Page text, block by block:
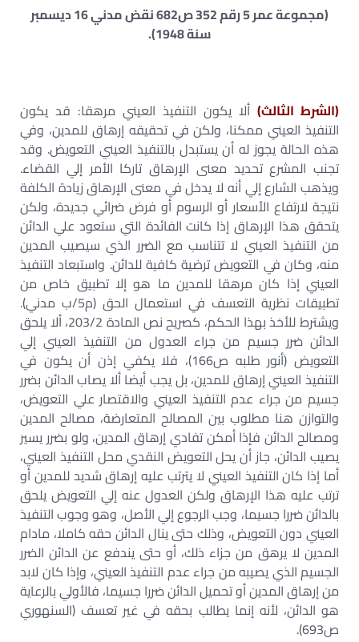
(مجموعة عمر 5 رقم 352 ص682 نقض مدني 16 ديسمبر
سنة 1948).
(الشرط الثالث) ألا يكون التنفيذ العيني مرهقا: قد يكون
التنفيذ العيني ممكنا، ولكن في تحقيقه إرهاق للمدين، وفي
هذه الحالة يجوز له أن يستبدل بالتنفيذ العيني التعويض. وقد
تجنب المشرع تحديد معنى الإرهاق تاركا الأمر إلي القضاء.
ويذهب الشارع إلي أنه لا يدخل في معنى الإرهاق زيادة الكلفة
نتيجة لارتفاع الأسعار أو الرسوم أو فرض ضرائي جديدة، ولكن
يتحقق هذا الإرهاق إذا كانت الفائدة التي ستعود علي الدائن
من التنفيذ العيني لا تتناسب مع الضرر الذي سيصيب المدين
منه، وكان في التعويض ترضية كافية للدائن. واستبعاد التنفيذ
العيني إذا كان مرهقا للمدين ما هو إلا تطبيق خاص من
تطبيقات نظرية التعسف في استعمال الحق (م5/ب مدني).
ويشترط للأخذ بهذا الحكم، كصريح نص المادة 203/2، ألا يلحق
الدائن ضرر جسيم من جراء العدول من التنفيذ العيني إلي
التعويض (أنور طلبه ص166)، فلا يكفي إذن أن يكون في
التنفيذ العيني إرهاق للمدين، بل يجب أيضا ألا يصاب الدائن بضرر
جسيم من جراء عدم التنفيذ العيني والاقتصار علي التعويض،
والتوازن هنا مطلوب بين المصالح المتعارضة، مصالح المدين
ومصالح الدائن فإذا أمكن تفادي إرهاق المدين، ولو بضرر يسير
يصيب الدائن، جاز أن يحل التعويض النقدي محل التنفيذ العيني،
أما إذا كان التنفيذ العيني لا يترتب عليه إرهاق شديد للمدين أو
ترتب عليه هذا الإرهاق ولكن العدول عنه إلي التعويض يلحق
بالدائن ضررا جسيما، وجب الرجوع إلي الأصل، وهو وجوب التنفيذ
العيني دون التعويض، وذلك حتى ينال الدائن حقه كاملا، مادام
المدين لا يرهق من جزاء ذلك، أو حتى يندفع عن الدائن الضرر
الجسيم الذي يصيبه من جراء عدم التنفيذ العيني، وإذا كان لابد
من إرهاق المدين أو تحميل الدائن ضررا جسيما، فالأولي بالرعاية
هو الدائن، لأنه إنما يطالب بحقه في غير تعسف (السنهوري
ص693).